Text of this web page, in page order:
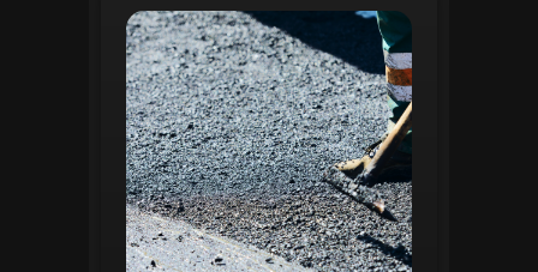
Na Gestão de Pavimentação, o Regente
oferece ferramentas para mapear, avaliar
e monitorar a infraestrutura viária. O
sistema permite registrar condições dos
pavimentos, identificar áreas críticas e
planejar ações de manutenção preventiva
e corretiva. Com o auxílio do
geoprocessamento, é possível gerar
mapas detalhados que facilitam a
priorização de intervenções, otimizando
recursos e assegurando maior
durabilidade das vias. Relatórios
personalizáveis garantem transparência e
suporte na tomada de decisões
estratégicas.